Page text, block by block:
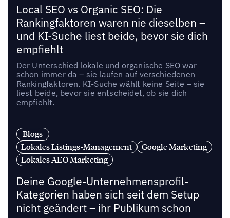
Local SEO vs Organic SEO: Die
Rankingfaktoren waren nie dieselben –
und KI-Suche liest beide, bevor sie dich
empfiehlt
Der Unterschied lokale und organische SEO war
schon immer da – sie laufen auf verschiedenen
Rankingfaktoren. KI-Suche wählt keine Seite – sie
liest beide, bevor sie entscheidet, ob sie dich
empfiehlt.
Blogs
Lokales Listings-Management
Google Marketing
Lokales AEO Marketing
Deine Google-Unternehmensprofil-
Kategorien haben sich seit dem Setup
nicht geändert – ihr Publikum schon